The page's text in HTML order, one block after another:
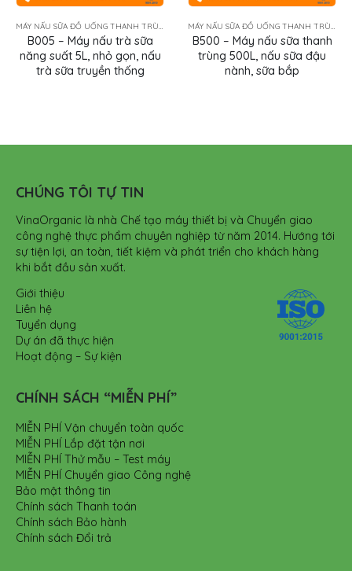
MÁY NẤU SỮA ĐỒ UỐNG THANH TRÙNG
B500 – Máy nấu sữa thanh
trùng 500L, nấu sữa đậu
nành, sữa bắp
DÂY CHUYỀN SẢN XUẤT
Dây chuyền sản xuất trà
sữa năng suất 50L/mẻ, trà
thảo mộc tự nhiên
CHÚNG TÔI TỰ TIN
VinaOrganic là nhà Chế tạo máy thiết bị và Chuyển giao
công nghệ thực phẩm chuyên nghiệp từ năm 2014. Hướng tới
sự tiện lợi, an toàn, tiết kiệm và phát triển cho khách hàng
khi bắt đầu sản xuất.
Giới thiệu
Liên hệ
Tuyển dụng
Dự án đã thực hiện
Hoạt động – Sự kiện
CHÍNH SÁCH “MIỄN PHÍ”
MIỄN PHÍ Vận chuyển toàn quốc
MIỄN PHÍ Lắp đặt tận nơi
MIỄN PHÍ Thử mẫu – Test máy
MIỄN PHÍ Chuyển giao Công nghệ
Bảo mật thông tin
Chính sách Thanh toán
Chính sách Bảo hành
Chính sách Đổi trả